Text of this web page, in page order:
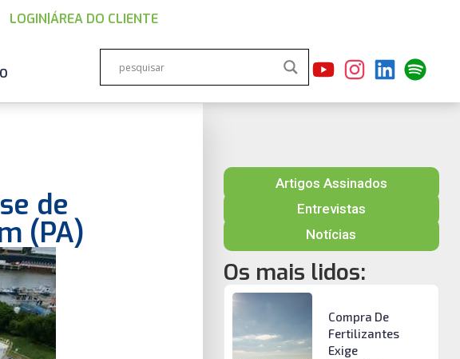
LOGIN |ÁREA DO CLIENTE
de
(PA)
Artigos Assinados
Entrevistas
Notícias
Os mais lidos:
Compra De
Fertilizantes
Exige